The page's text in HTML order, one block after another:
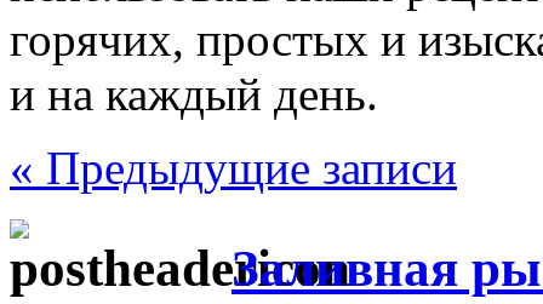
горячих, простых и
и на каждый день.
« Предыдущие записи
Заливная